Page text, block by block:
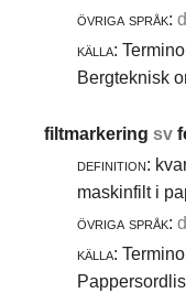
övriga språk:
källa:
Bergteknisk
filtmarkeringsv
definition:
maskinfilt i
övriga språk:
källa: